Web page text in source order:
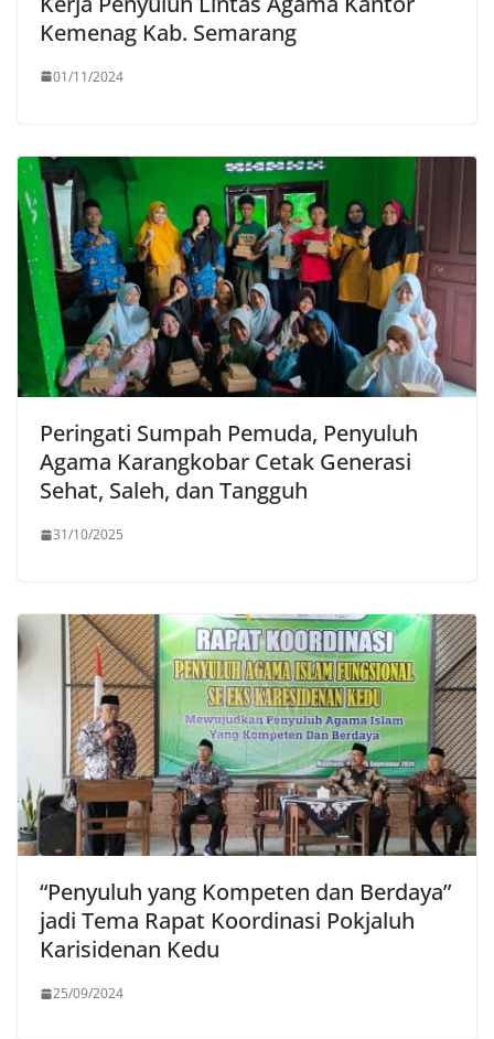
Kemenag Kab. Semarang
01/11/2024
Peringati Sumpah Pemuda, Penyuluh
Agama Karangkobar Cetak Generasi
Sehat, Saleh, dan Tangguh
31/10/2025
“Penyuluh yang Kompeten dan Berdaya”
jadi Tema Rapat Koordinasi Pokjaluh
Karisidenan Kedu
25/09/2024